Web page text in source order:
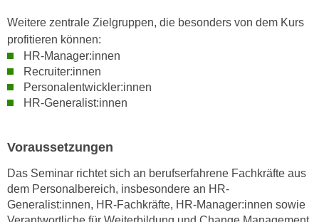
Weitere zentrale Zielgruppen, die besonders von dem Kurs
profitieren können:
HR-Manager:innen
Recruiter:innen
Personalentwickler:innen
HR-Generalist:innen
Voraussetzungen
Das Seminar richtet sich an berufserfahrene Fachkräfte aus
dem Personalbereich, insbesondere an HR-
Generalist:innen, HR-Fachkräfte, HR-Manager:innen sowie
e
u
n
d
u
ü
r
S
i
t
z
u
n
s
i
m
m